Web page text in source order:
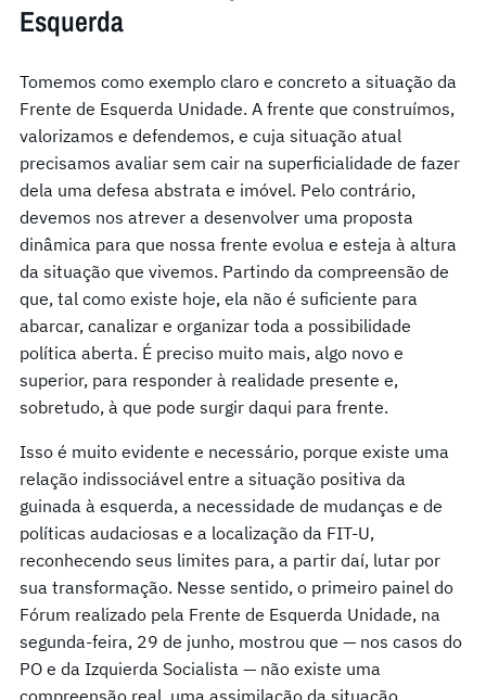
Esquerda
Tomemos como exemplo claro e concreto a situação da
Frente de Esquerda Unidade. A frente que construímos,
valorizamos e defendemos, e cuja situação atual
precisamos avaliar sem cair na superficialidade de fazer
dela uma defesa abstrata e imóvel. Pelo contrário,
devemos nos atrever a desenvolver uma proposta
dinâmica para que nossa frente evolua e esteja à altura
da situação que vivemos. Partindo da compreensão de
que, tal como existe hoje, ela não é suficiente para
abarcar, canalizar e organizar toda a possibilidade
política aberta. É preciso muito mais, algo novo e
superior, para responder à realidade presente e,
sobretudo, à que pode surgir daqui para frente.
Isso é muito evidente e necessário, porque existe uma
relação indissociável entre a situação positiva da
guinada à esquerda, a necessidade de mudanças e de
políticas audaciosas e a localização da FIT-U,
reconhecendo seus limites para, a partir daí, lutar por
sua transformação. Nesse sentido, o primeiro painel do
Fórum realizado pela Frente de Esquerda Unidade, na
segunda-feira, 29 de junho, mostrou que — nos casos do
PO e da Izquierda Socialista — não existe uma
compreensão real, uma assimilação da situação